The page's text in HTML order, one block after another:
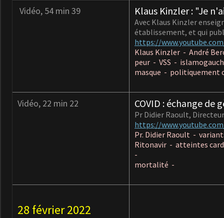
Vidéo, 54 min 39 Klaus Kinzler : "Je
Avec Klaus Kinzler
établissement, et qui
https://
Klaus Kinzler - André
peur - VSS -
masque - politiquement
Vidéo, 22 min 22 COVID : échange de
Pr Didier Raoult,
https://
Pr. Didier Raoult -
Ritonavir - atteintes
-
mortalité -
28 février 2022